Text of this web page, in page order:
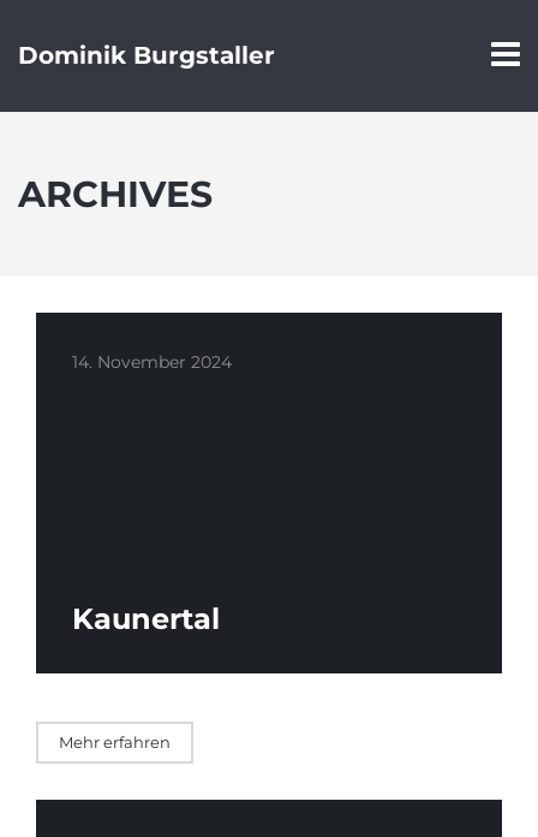
Dominik Burgstaller
ARCHIVES
14. November 2024
Kaunertal
Mehr erfahren